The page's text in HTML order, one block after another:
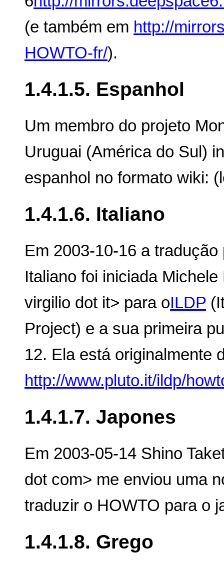
(e também em http://
HOWTO-fr/).
1.4.1.5. Espanhol
Um membro do projeto
Uruguai (América do Sul)
espanhol no formato wiki:
1.4.1.6. Italiano
Em 2003-10-16 a
Italiano foi iniciada
virgilio dot it> para oILDP
Project) e a sua primeira
12. Ela está originalmente
http://www.pluto.it/ildp/
1.4.1.7. Japones
Em 2003-05-14 Shino
dot com> me enviou uma
traduzir o HOWTO para o
1.4.1.8. Grego